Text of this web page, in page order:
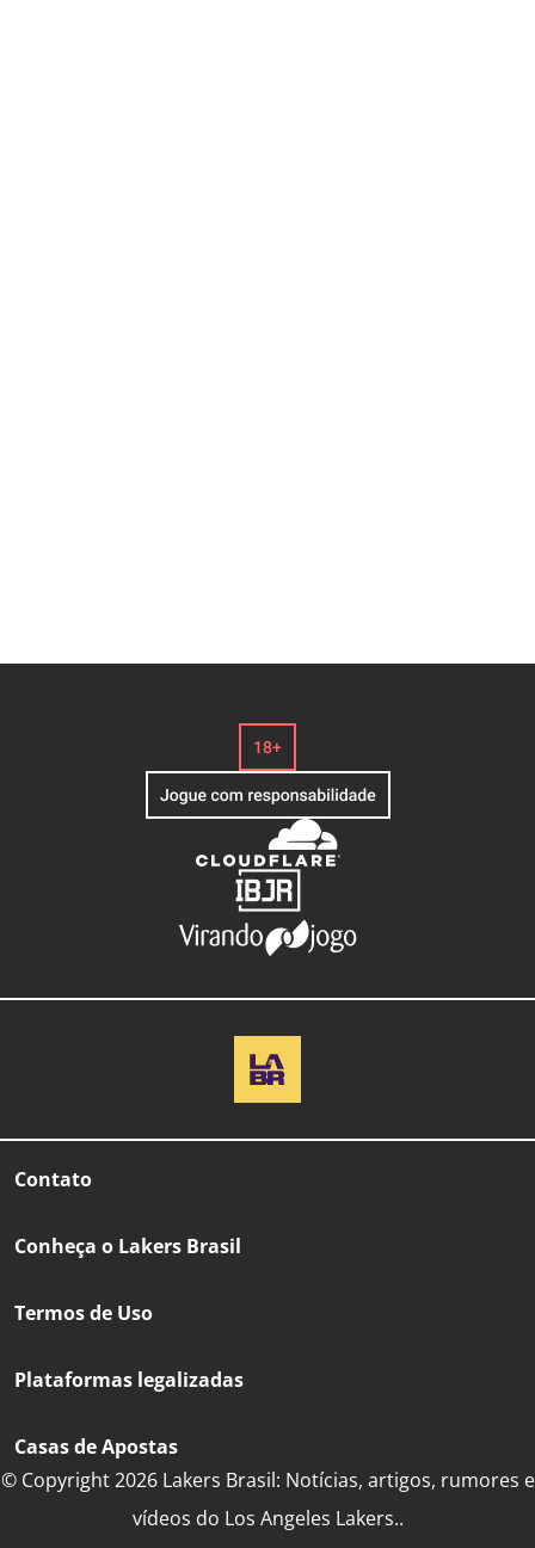
Contato
Conheça o Lakers Brasil
Termos de Uso
Plataformas legalizadas
Casas de Apostas
© Copyright 2026 Lakers Brasil: Notícias, artigos, rumores e
vídeos do Los Angeles Lakers..